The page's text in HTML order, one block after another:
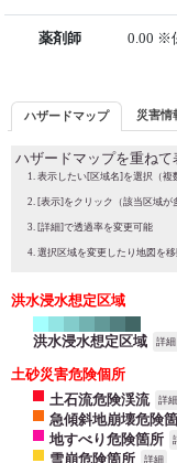
薬剤師 0.00 ※
ハザードマップ 災害情
ハザードマップを重ねて
表示したい[区域名]を選択（複
[表示]をクリック（該当区域が
[詳細]で透過率を変更可能
選択区域を変更したり地図を
洪水浸水想定区域
洪水浸水想定区域 詳細
土砂災害危険個所
土石流危険渓流
詳細
急傾斜地崩壊危険
地すべり危険箇所
雪崩危険箇所 詳細